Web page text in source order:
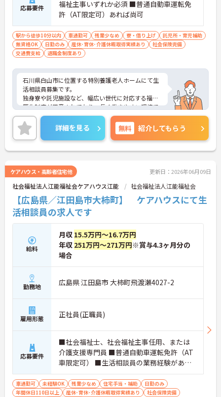
応募要件
福祉主事いずれか必須 ■普通自動車運転免
許（AT限定可）あれば尚可
駅から徒歩10分以内 車通勤可 残業少なめ 寮・借り上げ
託児所・育児補助
無資格OK
日勤のみ 産休･育休･介護休暇取得実績あり
社会保険完備
交通費支給
退職金制度あり
石川県白山市に位置する特別養護老人ホームにて生
活相談員募集です。
独身寮や託児施設など、幅広い世代に対応する福利
厚生制度が用意されており、長く働きやすい環境で
す。
ご興味のある方には、面接対策ポイントなど、さら
に詳細をお話いたしますので、お気軽にご相談くだ
さい。
詳細を見る 無料 紹介してもらう
ケアハウス・高齢者住宅他 更新日：2026年06月09日
社会福祉法人江能福祉会ケアハウス江能 社会福祉法人江能福祉会
【広島県／江田島市大柿町】 ケアハウスにて生
活相談員の求人です
給料
月収 15.5万円～16.7万円
年収 251万円～271万円※賞与4.3ヶ月分の
場合
勤務地 広島県 江田島市 大柿町飛渡瀬4027-2
雇用形態 正社員(正職員)
応募要件
■社会福祉士、社会福祉主事任用、または
介護支援専門員 ■普通自動車運転免許（AT
車限定可） ■生活相談員の業務経験がある
と尚良 ※未経験相談可
車通勤可 未経験OK 残業少なめ 住宅手当・補助
日勤のみ
年間休日110日以上
産休･育休･介護休暇取得実績あり
社会保険完備